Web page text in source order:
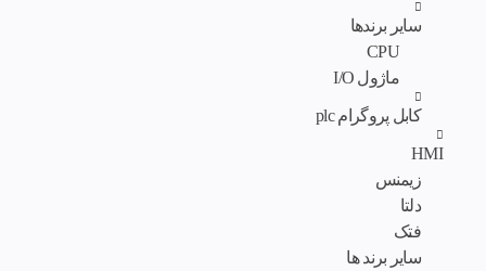
سایر برندها
CPU
ماژول I/O
کابل پروگرام plc
HMI
زیمنس
دلتا
فتک
سایر برند ها